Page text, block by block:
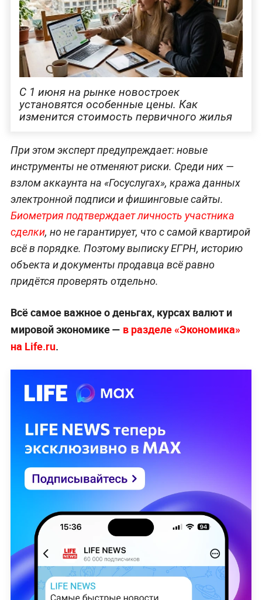
С 1 июня на рынке новостроек
установятся особенные цены. Как
изменится стоимость первичного жилья
При этом эксперт предупреждает: новые
инструменты не отменяют риски. Среди них —
взлом аккаунта на «Госуслугах», кража данных
электронной подписи и фишинговые сайты.
Биометрия подтверждает личность участника
сделки, но не гарантирует, что с самой квартирой
всё в порядке. Поэтому выписку ЕГРН, историю
объекта и документы продавца всё равно
придётся проверять отдельно.
Всё самое важное о деньгах, курсах валют и
мировой экономике — в разделе «Экономика»
на Life.ru.